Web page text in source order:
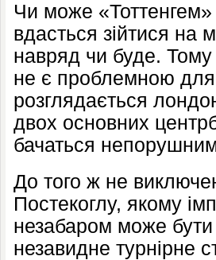
Чи може
вдасться зійтися
навряд чи буде.
не є проблемною
розглядається
двох основних
бачаться
До того ж не
Постекоглу, якому
незабаром може бути
незавидне турнірне